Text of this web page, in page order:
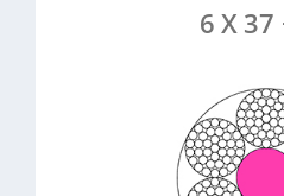
6 X 37
6 Litzen à 37
6-24 mm
Stahl, verzinkt